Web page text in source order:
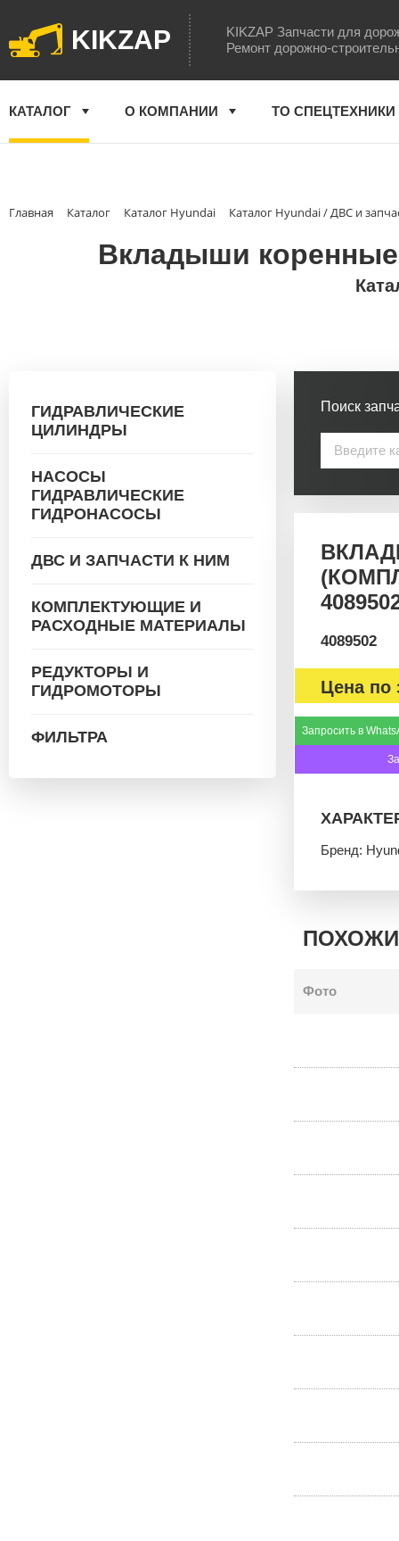
KIKZAP
KIKZAP Запчасти для
Ремонт дорожно-
КАТАЛОГ О КОМПАНИИ ТО СПЕЦТЕХНИКИ
Главная Каталог Каталог Hyundai Каталог Hyundai / ДВС и
Вкладыши коренные
ГИДРАВЛИЧЕСКИЕ
ЦИЛИНДРЫ
НАСОСЫ
ГИДРАВЛИЧЕСКИЕ
ГИДРОНАСОСЫ
ДВС И ЗАПЧАСТИ К НИМ
КОМПЛЕКТУЮЩИЕ И
РАСХОДНЫЕ МАТЕРИАЛЫ
РЕДУКТОРЫ И
ГИДРОМОТОРЫ
ФИЛЬТРА
Поиск
4089502
Цена по
Запросить в
Бренд:
Фото